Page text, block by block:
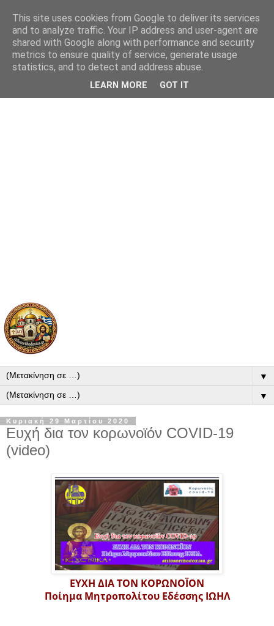
▼
▼
Κυριακή 29 Μαρτίου 2020
Ευχή δια τον κορωνοϊόν COVID-19
(video)
ΕΥΧΗ ΔΙΑ ΤΟΝ ΚΟΡΩΝΟΪΟΝ
Ποίημα Μητροπολίτου Εδέσσης ΙΩΗΛ
This site uses cookies from Google to deliver its services
and to analyze traffic. Your IP address and user-agent are
shared with Google along with performance and security
metrics to ensure quality of service, generate usage
statistics, and to detect and address abuse.
LEARN MORE GOT IT